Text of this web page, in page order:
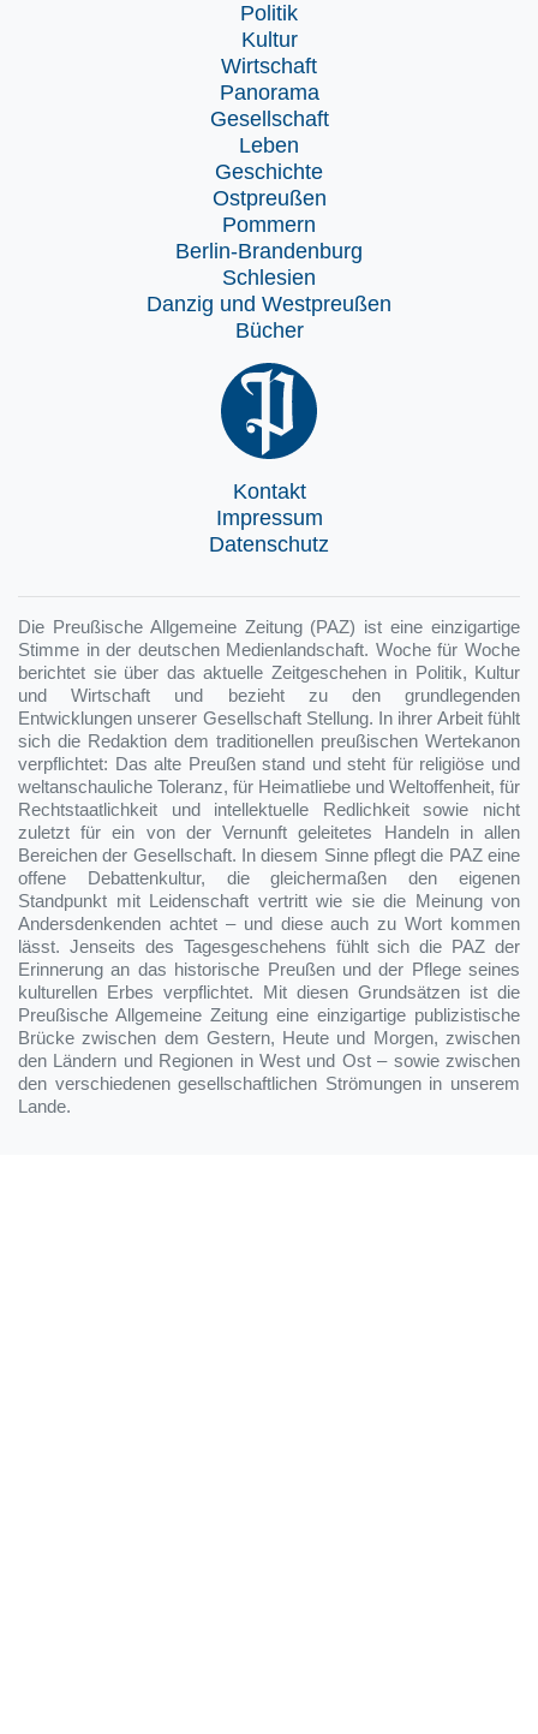
Politik
Kultur
Wirtschaft
Panorama
Gesellschaft
Leben
Geschichte
Ostpreußen
Pommern
Berlin-Brandenburg
Schlesien
Danzig und Westpreußen
Bücher
Kontakt
Impressum
Datenschutz
Die Preußische Allgemeine Zeitung (PAZ) ist eine einzigartige
Stimme in der deutschen Medienlandschaft. Woche für Woche
berichtet sie über das aktuelle Zeitgeschehen in Politik, Kultur
und Wirtschaft und bezieht zu den grundlegenden
Entwicklungen unserer Gesellschaft Stellung. In ihrer Arbeit fühlt
sich die Redaktion dem traditionellen preußischen Wertekanon
verpflichtet: Das alte Preußen stand und steht für religiöse und
weltanschauliche Toleranz, für Heimatliebe und Weltoffenheit, für
Rechtstaatlichkeit und intellektuelle Redlichkeit sowie nicht
zuletzt für ein von der Vernunft geleitetes Handeln in allen
Bereichen der Gesellschaft. In diesem Sinne pflegt die PAZ eine
offene Debattenkultur, die gleichermaßen den eigenen
Standpunkt mit Leidenschaft vertritt wie sie die Meinung von
Andersdenkenden achtet – und diese auch zu Wort kommen
lässt. Jenseits des Tagesgeschehens fühlt sich die PAZ der
Erinnerung an das historische Preußen und der Pflege seines
kulturellen Erbes verpflichtet. Mit diesen Grundsätzen ist die
Preußische Allgemeine Zeitung eine einzigartige publizistische
Brücke zwischen dem Gestern, Heute und Morgen, zwischen
den Ländern und Regionen in West und Ost – sowie zwischen
den verschiedenen gesellschaftlichen Strömungen in unserem
Lande.